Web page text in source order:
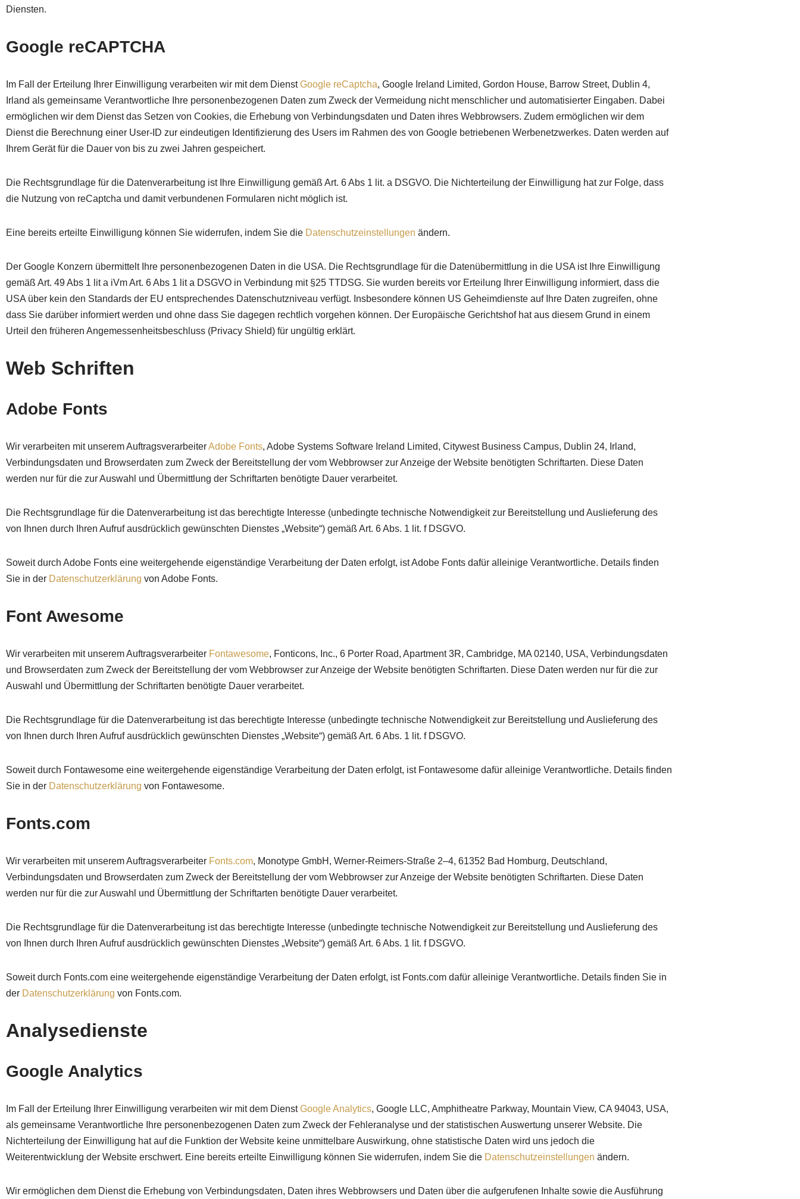
Diensten.
Google reCAPTCHA
Im Fall der Erteilung Ihrer Einwilligung verarbeiten wir mit dem DienstGoogle reCaptcha, Google Ireland Limited, Gordon House, Barrow Street, Dublin 4,
Irland als gemeinsame Verantwortliche Ihre personenbezogenen Daten zum Zweck der Vermeidung nicht menschlicher und automatisierter Eingaben. Dabei
ermöglichen wir dem Dienst das Setzen von Cookies, die Erhebung von Verbindungsdaten und Daten ihres Webbrowsers. Zudem ermöglichen wir dem
Dienst die Berechnung einer User-ID zur eindeutigen Identifizierung des Users im Rahmen des von Google betriebenen Werbenetzwerkes. Daten werden auf
Ihrem Gerät für die Dauer von bis zu zwei Jahren gespeichert.
Die Rechtsgrundlage für die Datenverarbeitung ist Ihre Einwilligung gemäß Art. 6 Abs 1 lit. a DSGVO. Die Nichterteilung der Einwilligung hat zur Folge, dass
die Nutzung von reCaptcha und damit verbundenen Formularen nicht möglich ist.
Eine bereits erteilte Einwilligung können Sie widerrufen, indem Sie die Datenschutzeinstellungen ändern.
Der Google Konzern übermittelt Ihre personenbezogenen Daten in die USA. Die Rechtsgrundlage für die Datenübermittlung in die USA ist Ihre Einwilligung
gemäß Art. 49 Abs 1 lit a iVm Art. 6 Abs 1 lit a DSGVO in Verbindung mit §25 TTDSG. Sie wurden bereits vor Erteilung Ihrer Einwilligung informiert, dass die
USA über kein den Standards der EU entsprechendes Datenschutzniveau verfügt. Insbesondere können US Geheimdienste auf Ihre Daten zugreifen, ohne
dass Sie darüber informiert werden und ohne dass Sie dagegen rechtlich vorgehen können. Der Europäische Gerichtshof hat aus diesem Grund in einem
Urteil den früheren Angemessenheitsbeschluss (Privacy Shield) für ungültig erklärt.
Web Schriften
Adobe Fonts
Wir verarbeiten mit unserem AuftragsverarbeiterAdobe Fonts, Adobe Systems Software Ireland Limited, Citywest Business Campus, Dublin 24, Irland,
Verbindungsdaten und Browserdaten zum Zweck der Bereitstellung der vom Webbrowser zur Anzeige der Website benötigten Schriftarten. Diese Daten
werden nur für die zur Auswahl und Übermittlung der Schriftarten benötigte Dauer verarbeitet.
Die Rechtsgrundlage für die Datenverarbeitung ist das berechtigte Interesse (unbedingte technische Notwendigkeit zur Bereitstellung und Auslieferung des
von Ihnen durch Ihren Aufruf ausdrücklich gewünschten Dienstes „Website“) gemäß Art. 6 Abs. 1 lit. f DSGVO.
Soweit durch Adobe Fonts eine weitergehende eigenständige Verarbeitung der Daten erfolgt, ist Adobe Fonts dafür alleinige Verantwortliche. Details finden
Sie in der Datenschutzerklärung von Adobe Fonts.
Font Awesome
Wir verarbeiten mit unserem Auftragsverarbeiter Fontawesome, Fonticons, Inc., 6 Porter Road, Apartment 3R, Cambridge, MA 02140, USA, Verbindungsdaten
und Browserdaten zum Zweck der Bereitstellung der vom Webbrowser zur Anzeige der Website benötigten Schriftarten. Diese Daten werden nur für die zur
Auswahl und Übermittlung der Schriftarten benötigte Dauer verarbeitet.
Die Rechtsgrundlage für die Datenverarbeitung ist das berechtigte Interesse (unbedingte technische Notwendigkeit zur Bereitstellung und Auslieferung des
von Ihnen durch Ihren Aufruf ausdrücklich gewünschten Dienstes „Website“) gemäß Art. 6 Abs. 1 lit. f DSGVO.
Soweit durch Fontawesome eine weitergehende eigenständige Verarbeitung der Daten erfolgt, ist Fontawesome dafür alleinige Verantwortliche. Details finden
Sie in der Datenschutzerklärung von Fontawesome.
Fonts.com
Wir verarbeiten mit unserem Auftragsverarbeiter Fonts.com, Monotype GmbH, Werner-Reimers-Straße 2–4, 61352 Bad Homburg, Deutschland,
Verbindungsdaten und Browserdaten zum Zweck der Bereitstellung der vom Webbrowser zur Anzeige der Website benötigten Schriftarten. Diese Daten
werden nur für die zur Auswahl und Übermittlung der Schriftarten benötigte Dauer verarbeitet.
Die Rechtsgrundlage für die Datenverarbeitung ist das berechtigte Interesse (unbedingte technische Notwendigkeit zur Bereitstellung und Auslieferung des
von Ihnen durch Ihren Aufruf ausdrücklich gewünschten Dienstes „Website“) gemäß Art. 6 Abs. 1 lit. f DSGVO.
Soweit durch Fonts.com eine weitergehende eigenständige Verarbeitung der Daten erfolgt, ist Fonts.com dafür alleinige Verantwortliche. Details finden Sie in
der Datenschutzerklärung von Fonts.com.
Analysedienste
Google Analytics
Im Fall der Erteilung Ihrer Einwilligung verarbeiten wir mit dem DienstGoogle Analytics, Google LLC, Amphitheatre Parkway, Mountain View, CA 94043, USA,
als gemeinsame Verantwortliche Ihre personenbezogenen Daten zum Zweck der Fehleranalyse und der statistischen Auswertung unserer Website. Die
Nichterteilung der Einwilligung hat auf die Funktion der Website keine unmittelbare Auswirkung, ohne statistische Daten wird uns jedoch die
Weiterentwicklung der Website erschwert. Eine bereits erteilte Einwilligung können Sie widerrufen, indem Sie die Datenschutzeinstellungen ändern.
Wir ermöglichen dem Dienst die Erhebung von Verbindungsdaten, Daten ihres Webbrowsers und Daten über die aufgerufenen Inhalte sowie die Ausführung